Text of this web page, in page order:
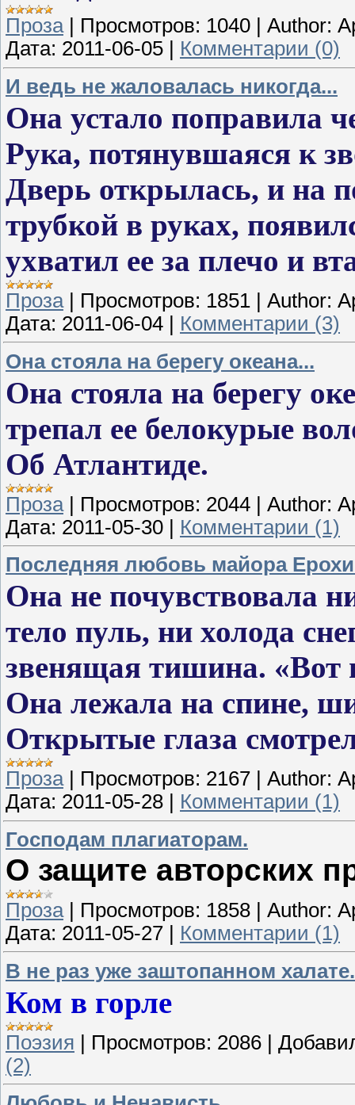
Проза| Просмотров: 1040 Author:
Дата: 2011-06-05
Комментарии (0)
И ведь не жаловалась никогда...
Она устало поправила
Рука, потянувшаяся к
Дверь открылась, и на
трубкой в руках,
ухватил ее за плечо и
Проза| Просмотров: 1851 Author:
Дата: 2011-06-04
Комментарии (3)
Она стояла на берегу океана...
Она стояла на берегу
трепал ее белокурые
Об Атлантиде.
Проза| Просмотров: 2044 | Author:
Дата: 2011-05-30 | Комментарии (1)
Последняя любовь майора
Она не почувствовала
тело пуль, ни холода
звенящая тишина. «Вот
Она лежала на спине,
Открытые глаза
Проза| Просмотров: 2167 Author:
Дата: 2011-05-28
Комментарии (1)
Господам плагиаторам.
О защите авторских
Проза| Просмотров: 1858 Author:
Дата: 2011-05-27
Комментарии (1)
В не раз уже заштопанном
Ком в горле
Поэзия | Просмотров: 2086 |
(2)